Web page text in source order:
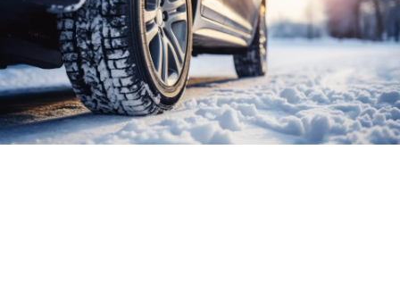
Bestel voordelig winterbanden
Gratis bezorgd of montage bij jou in de buurt
Seizoen:
Merken: